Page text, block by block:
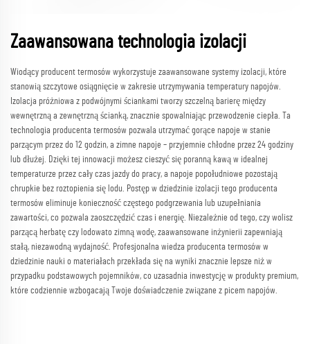
Zaawansowana technologia izolacji
Wiodący producent termosów wykorzystuje zaawansowane systemy izolacji, które
stanowią szczytowe osiągnięcie w zakresie utrzymywania temperatury napojów.
Izolacja próżniowa z podwójnymi ściankami tworzy szczelną barierę między
wewnętrzną a zewnętrzną ścianką, znacznie spowalniając przewodzenie ciepła. Ta
technologia producenta termosów pozwala utrzymać gorące napoje w stanie
parzącym przez do 12 godzin, a zimne napoje – przyjemnie chłodne przez 24 godziny
lub dłużej. Dzięki tej innowacji możesz cieszyć się poranną kawą w idealnej
temperaturze przez cały czas jazdy do pracy, a napoje popołudniowe pozostają
chrupkie bez roztopienia się lodu. Postęp w dziedzinie izolacji tego producenta
termosów eliminuje konieczność częstego podgrzewania lub uzupełniania
zawartości, co pozwala zaoszczędzić czas i energię. Niezależnie od tego, czy wolisz
parzącą herbatę czy lodowato zimną wodę, zaawansowane inżynierii zapewniają
stałą, niezawodną wydajność. Profesjonalna wiedza producenta termosów w
dziedzinie nauki o materiałach przekłada się na wyniki znacznie lepsze niż w
przypadku podstawowych pojemników, co uzasadnia inwestycję w produkty premium,
które codziennie wzbogacają Twoje doświadczenie związane z picem napojów.